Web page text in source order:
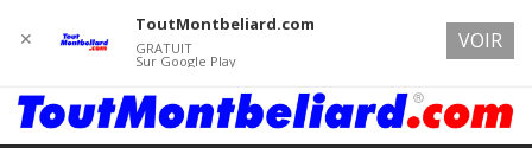
✕
ToutMontbeliard.com
GRATUIT
Sur Google Play
VOIR